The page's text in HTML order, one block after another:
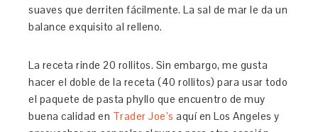
suaves que derriten fácilmente. La sal de mar le da un
balance exquisito al relleno.
La receta rinde 20 rollitos. Sin embargo, me gusta
hacer el doble de la receta (40 rollitos) para usar todo
el paquete de pasta phyllo que encuentro de muy
buena calidad en Trader Joe’s aquí en Los Angeles y